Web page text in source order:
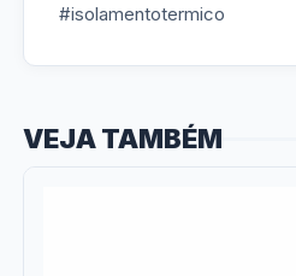
#isolamentotermico
VEJA TAMBÉM